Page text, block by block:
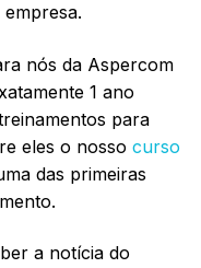
nós da Aspercom
1 ano
para
eles o nosso curso
das primeiras
a notícia do